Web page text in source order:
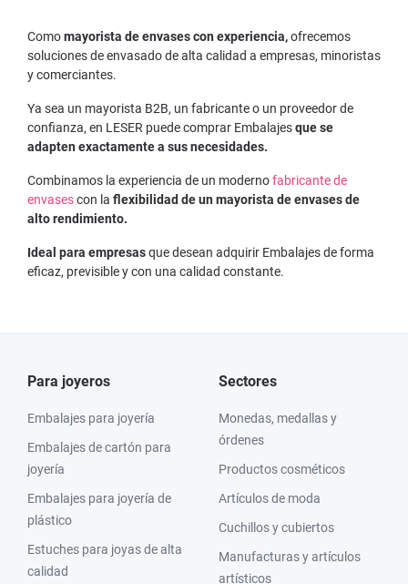
Comomayorista de envases con experiencia,ofrecemos
soluciones de envasado de alta calidad a empresas, minoristas
y comerciantes.
Ya sea un mayorista B2B, un fabricante o un proveedor de
confianza, en LESER puede comprar Embalajesque se
adapten exactamente a sus necesidades.
Combinamos la experiencia de un modernofabricante de
envasescon la flexibilidad de un mayorista de envases de
alto rendimiento.
Ideal para empresasque desean adquirir Embalajes de forma
eficaz, previsible y con una calidad constante.
Para joyeros
Embalajes para joyería
Embalajes de cartón para
joyería
Embalajes para joyería de
plástico
Estuches para joyas de alta
calidad
Sectores
Monedas, medallas y
órdenes
Productos cosméticos
Artículos de moda
Cuchillos y cubiertos
Manufacturas y artículos
artísticos